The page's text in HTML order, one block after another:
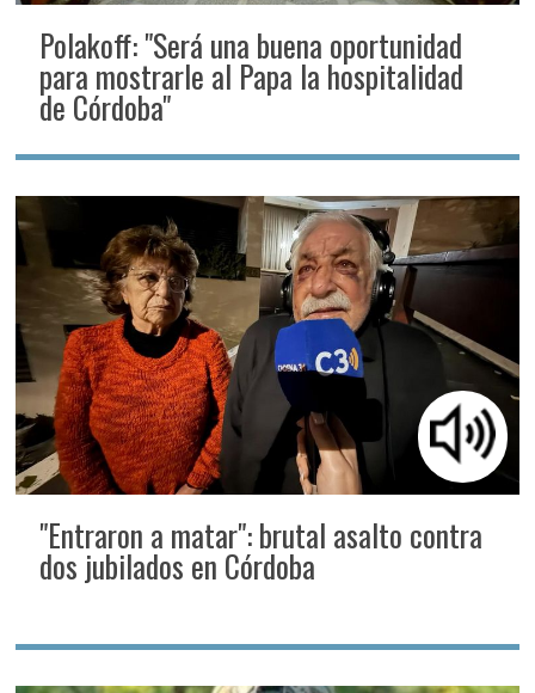
Polakoff: "Será una buena oportunidad
para mostrarle al Papa la hospitalidad
de Córdoba"
"Entraron a matar": brutal asalto contra
dos jubilados en Córdoba